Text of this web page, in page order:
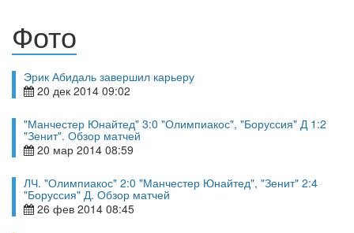
Фото
Эрик Абидаль завершил карьеру
20 дек 2014 09:02
"Манчестер Юнайтед" 3:0 "Олимпиакос", "Боруссия" Д 1:2
"Зенит". Обзор матчей
20 мар 2014 08:59
ЛЧ. "Олимпиакос" 2:0 "Манчестер Юнайтед", "Зенит" 2:4
"Боруссия" Д. Обзор матчей
26 фев 2014 08:45